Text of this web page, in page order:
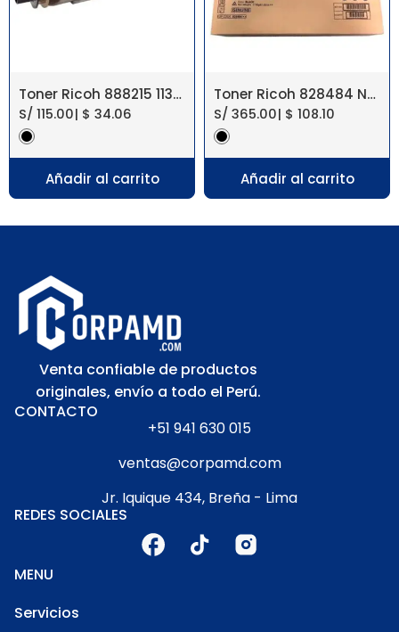
Toner Ricoh 888215 1130D Aficio 2015 MP1500
S/ 115.00| $ 34.06
Añadir al carrito
Toner Ricoh 828484 Negro Pro 8200s/8210s
S/ 365.00| $ 108.10
Añadir al carrito
Venta confiable de productos
originales, envío a todo el Perú.
CONTACTO
+51 941 630 015
ventas@corpamd.com
Jr. Iquique 434, Breña - Lima
REDES SOCIALES
MENU
Servicios